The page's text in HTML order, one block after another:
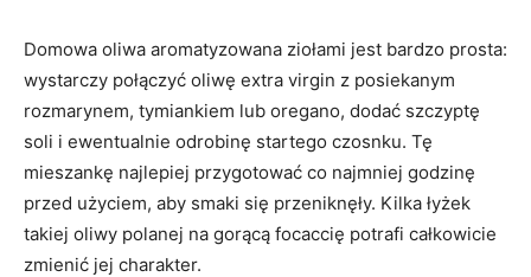
Domowa oliwa aromatyzowana ziołami jest bardzo prosta:
wystarczy połączyć oliwę extra virgin z posiekanym
rozmarynem, tymiankiem lub oregano, dodać szczyptę
soli i ewentualnie odrobinę startego czosnku. Tę
mieszankę najlepiej przygotować co najmniej godzinę
przed użyciem, aby smaki się przeniknęły. Kilka łyżek
takiej oliwy polanej na gorącą focaccię potrafi całkowicie
zmienić jej charakter.